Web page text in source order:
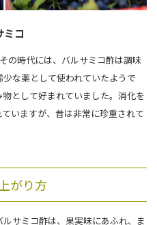
ミコ
の時代には、バルサミコ酢は調味
な薬として使われていたようで
として好まれていました。消化を
いますが、昔は非常に珍重されて
がり方
サミコ酢は、果実味にあふれ、ま